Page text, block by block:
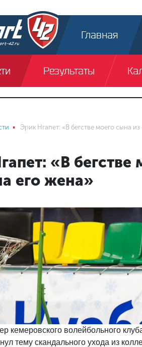
Главная
Результаты
Эрик Нгапет: «В бегстве моего сына
«В бегстве
его жена»
кемеровского волейбольного
тему скандального ухода из